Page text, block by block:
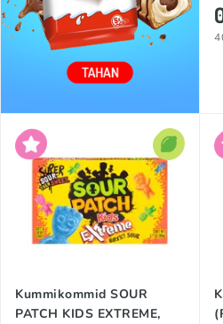
Kummikommid SOUR
PATCH KIDS EXTREME,